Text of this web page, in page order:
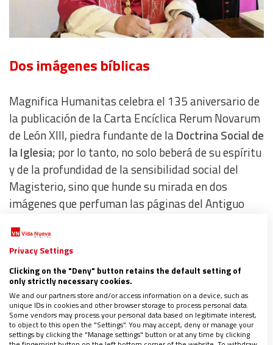
Dos imágenes bíblicas
Magnifica Humanitas celebra el 135 aniversario de
la publicación de la Carta Encíclica Rerum Novarum
de León XIII, piedra fundante de laDoctrina Social de
la Iglesia; por lo tanto, no solo beberá de su espíritu
y de la profundidad de la sensibilidad social del
Magisterio, sino que hunde su mirada en dos
imágenes que perfuman las páginas del Antiguo
contemplar la historia de la torre de Babel (Gn
11,1-9); por otro lado, encontramos el pasaje de la
reconstrucción de los muros de Jerusalén (Ne 2-6).
Dos imágenes bíblicas que nos ayudan a enmarcar
el discernimiento de cómo vivir con responsabilidad
en la era de la inteligencia artificial.
Privacy Settings
Clicking on the "Deny" button retains the default setting of
only strictly necessary cookies.
We and our partners store and/or access information on a device, such as
unique IDs in cookies and other browser storage to process personal data.
Some vendors may process your personal data based on legitimate interest,
to object to this open the "Settings". You may accept, deny or manage your
settings by clicking the "Manage settings" button or at any time by clicking